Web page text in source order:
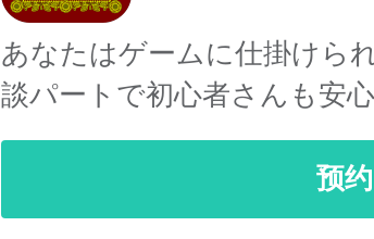
あなたはゲームに仕掛けら
談パートで初心者さんも安
预约